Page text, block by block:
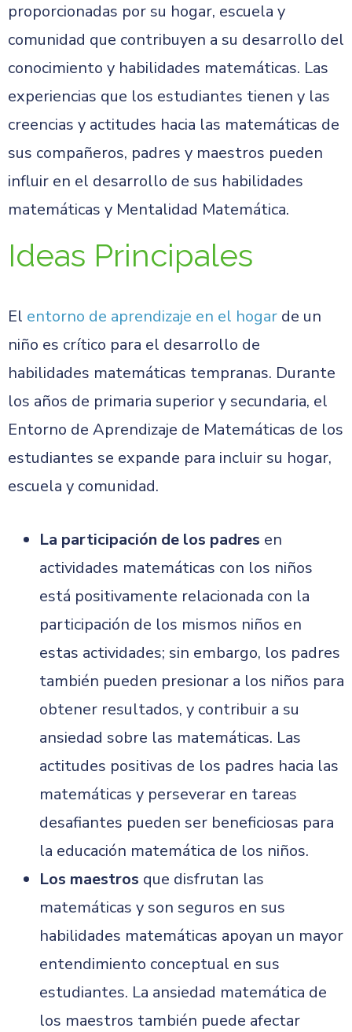
proporcionadas por su hogar, escuela y
comunidad que contribuyen a su desarrollo del
conocimiento y habilidades matemáticas. Las
experiencias que los estudiantes tienen y las
creencias y actitudes hacia las matemáticas de
sus compañeros, padres y maestros pueden
influir en el desarrollo de sus habilidades
matemáticas y Mentalidad Matemática.
Ideas Principales
El entorno de aprendizaje en el hogar de un
niño es crítico para el desarrollo de
habilidades matemáticas tempranas. Durante
los años de primaria superior y secundaria, el
Entorno de Aprendizaje de Matemáticas de los
estudiantes se expande para incluir su hogar,
escuela y comunidad.
La participación de los padres en
actividades matemáticas con los niños
está positivamente relacionada con la
participación de los mismos niños en
estas actividades; sin embargo, los padres
también pueden presionar a los niños para
obtener resultados, y contribuir a su
ansiedad sobre las matemáticas. Las
actitudes positivas de los padres hacia las
matemáticas y perseverar en tareas
desafiantes pueden ser beneficiosas para
la educación matemática de los niños.
Los maestros que disfrutan las
matemáticas y son seguros en sus
habilidades matemáticas apoyan un mayor
entendimiento conceptual en sus
estudiantes. La ansiedad matemática de
los maestros también puede afectar